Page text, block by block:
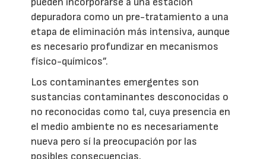
depuradora como un pre-tratamiento a una
etapa de eliminación más intensiva, aunque
es necesario profundizar en mecanismos
físico-químicos”.
Los contaminantes emergentes son
sustancias contaminantes desconocidas o
no reconocidas como tal, cuya presencia en
el medio ambiente no es necesariamente
nueva pero sí la preocupación por las
posibles consecuencias.